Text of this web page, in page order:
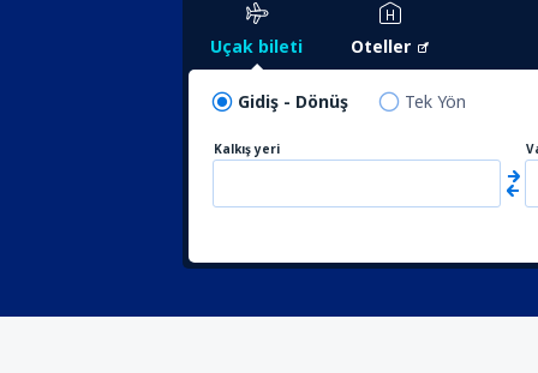
Uçak bileti Oteller
Gidiş - Dönüş Tek Yön
Kalkış yeri